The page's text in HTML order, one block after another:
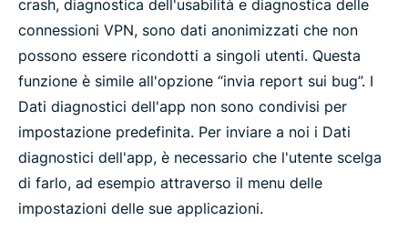
crash, diagnostica dell'usabilità e diagnostica delle
connessioni VPN, sono dati anonimizzati che non
possono essere ricondotti a singoli utenti. Questa
funzione è simile all'opzione “invia report sui bug”. I
Dati diagnostici dell'app non sono condivisi per
impostazione predefinita. Per inviare a noi i Dati
diagnostici dell'app, è necessario che l'utente scelga
di farlo, ad esempio attraverso il menu delle
impostazioni delle sue applicazioni.